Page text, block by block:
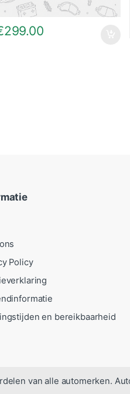
299.00
Policy
en bereikbaarheid
van alle automerken.